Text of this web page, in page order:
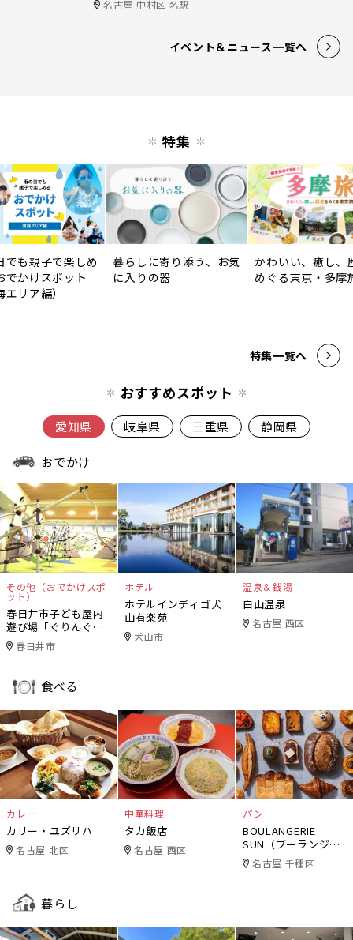
名古屋 中村区 名駅
イベント＆ニュース一覧へ
特集
でも親子で楽しめ
でかけスポット
リア編）
暮らしに寄り添う、お気
に入りの器
かわいい、癒し、
めぐる東京・多摩
特集一覧へ
おすすめスポット
愛知県 岐阜県 三重県 静岡県
おでかけ
その他（おでかけスポ
ット）
春日井市子ども屋内
遊び場「ぐりんぐり
ん」春日井市
ホテル
ホテルインディゴ犬
山有楽苑
犬山市
温泉＆銭湯
白山温泉
名古屋 西区
食べる
カレー
カリー・ユズリハ
名古屋 北区
中華料理
タカ飯店
名古屋 西区
パン
BOULANGERIE
SUN（ブーランジェ
リー・サン）
名古屋 千種区
暮らし